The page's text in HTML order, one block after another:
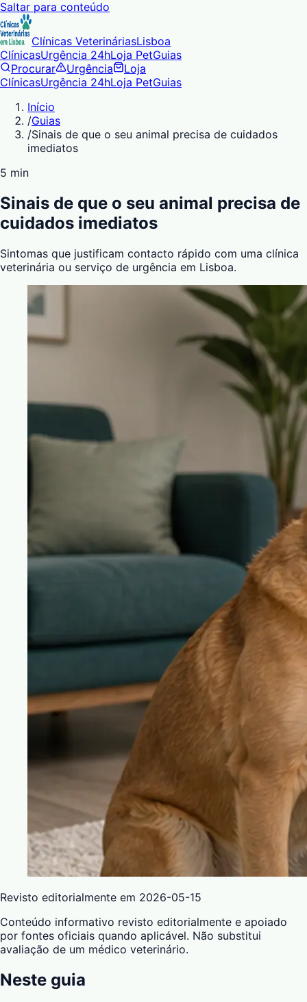
Saltar para conteúdo
Clínicas VeterináriasLisboa
ClínicasUrgência 24hLoja PetGuias
Procurar
Urgência
Loja
ClínicasUrgência 24hLoja PetGuias
Início
/Guias
/Sinais de que o seu animal precisa de cuidados
imediatos
5 min
Sinais de que o seu animal precisa de
cuidados imediatos
Sintomas que justificam contacto rápido com uma clínica
veterinária ou serviço de urgência em Lisboa.
Revisto editorialmente em 2026-05-15
Conteúdo informativo revisto editorialmente e apoiado
por fontes oficiais quando aplicável. Não substitui
avaliação de um médico veterinário.
Neste guia